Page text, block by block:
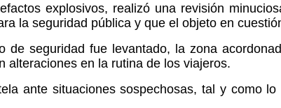
explosivos, realizó una revisión
la seguridad pública y que el objeto en
de seguridad fue levantado, la zona
alteraciones en la rutina de los viajeros.
ante situaciones sospechosas, tal y como